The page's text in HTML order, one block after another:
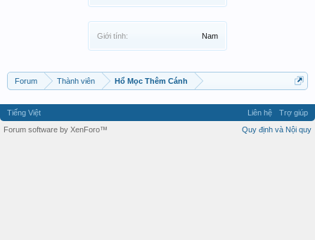
Giới tính: Nam
Forum Thành viên Hổ Mọc Thêm Cánh
Tiếng Việt Liên hệ
Trợ giúp
Quy định và Nội quy
Forum software by XenForo™